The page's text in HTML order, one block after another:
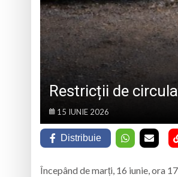
Restricții de
15 IUNIE 2026
Distribuie
Începând de marți, 16 iunie, ora